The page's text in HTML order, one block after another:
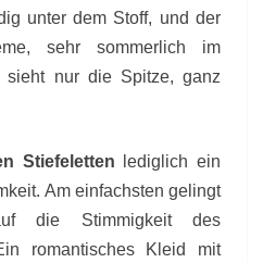
unter dem Stoff, und der
sehr sommerlich im
sieht nur die Spitze, ganz
Stiefeletten lediglich ein
Am einfachsten gelingt
die Stimmigkeit des
romantisches Kleid mit